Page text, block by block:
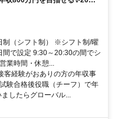
有給休暇5日✨
制（シフト制） ※シフト制/曜
で設定 9:30～20:30の間でシ
業時間・休憩...
経験がおありの方の年収事
合格後役職（チーフ）で年
したらグローバル...